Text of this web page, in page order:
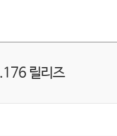
릴리즈